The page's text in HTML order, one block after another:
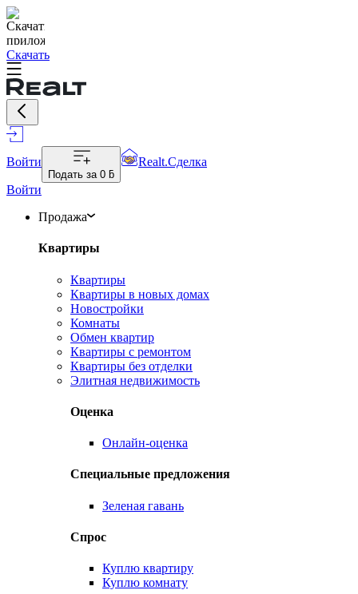
Скачать
Войти
Подать за 0 ƃ
Realt.Сделка
Войти
Продажа
Квартиры
Квартиры
Квартиры в новых домах
Новостройки
Комнаты
Обмен квартир
Квартиры с ремонтом
Квартиры без отделки
Элитная недвижимость
Оценка
Онлайн-оценка
Специальные предложения
Зеленая гавань
Спрос
Куплю квартиру
Куплю комнату